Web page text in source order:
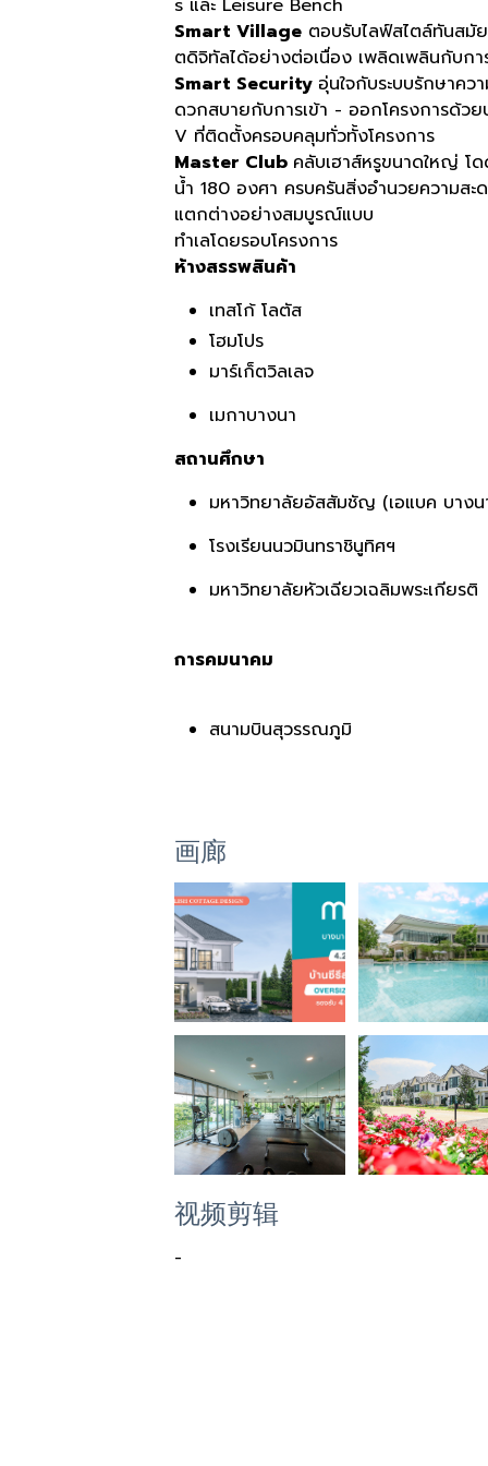
s และ Leisure Bench
Smart Village ตอบรับไลฟ์สไตล์ทันส
ตดิจิทัลได้อย่างต่อเนื่อง เพลิดเพลินกับก
Smart Security อุ่นใจกับระบบรักษาค
ดวกสบายกับการเข้า - ออกโครงการด้ว
V ที่ติดตั้งครอบคลุมทั่วทั้งโครงการ
Master Club คลับเฮาส์หรูขนาดใหญ่ โ
น้ำ 180 องศา ครบครันสิ่งอำนวยความส
แตกต่างอย่างสมบูรณ์แบบ
ทำเลโดยรอบโครงการ
ห้างสรรพสินค้า
เทสโก้ โลตัส
โฮมโปร
มาร์เก็ตวิลเลจ
เมกาบางนา
สถานศึกษา
มหาวิทยาลัยอัสสัมชัญ (เอแบค บางน
โรงเรียนนวมินทราชินูทิศฯ
มหาวิทยาลัยหัวเฉียวเฉลิมพระเกียรติ
การคมนาคม
สนามบินสุวรรณภูมิ
画廊
视频剪辑
-